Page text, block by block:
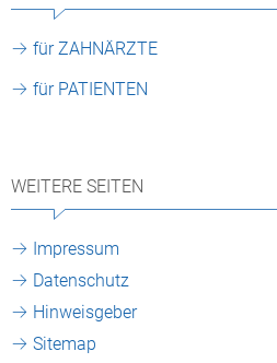
für ZAHNÄRZTE
für PATIENTEN
WEITERE SEITEN
Impressum
Datenschutz
Hinweisgeber
Sitemap